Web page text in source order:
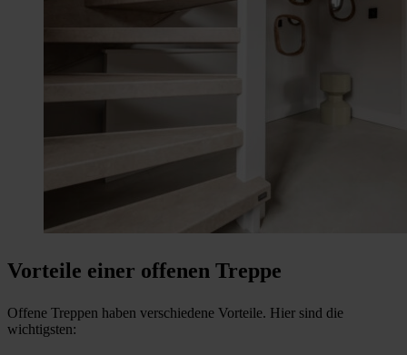
Vorteile einer offenen Treppe
Offene Treppen haben verschiedene Vorteile. Hier sind die
wichtigsten: